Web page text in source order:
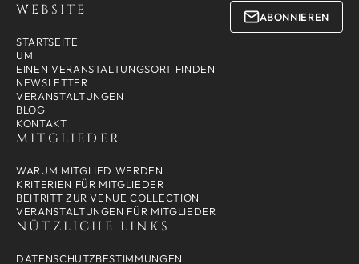
WEBSITE
STARTSEITE
UM
EINEN VERANSTALTUNGSORT FINDEN
NEWSLETTER
VERANSTALTUNGEN
BLOG
KONTAKT
MITGLIEDER
WARUM MITGLIED WERDEN
KRITERIEN FÜR MITGLIEDER
BEITRITT ZUR VENUE COLLECTION
VERANSTALTUNGEN FÜR MITGLIEDER
NÜTZLICHE LINKS
DATENSCHUTZBESTIMMUNGEN
ABONNIEREN